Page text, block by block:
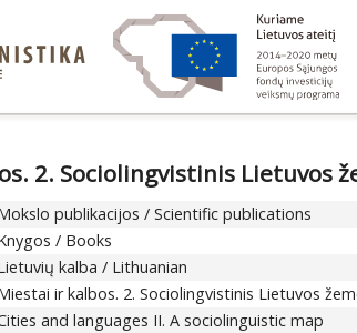
2. Sociolingvistinis Lietuvos
publikacijos / Scientific publications
/ Books
kalba / Lithuanian
ir kalbos. 2. Sociolingvistinis Lietuvos
and languages II. A sociolinguistic map